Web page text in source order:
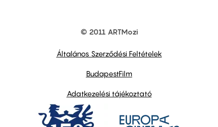
© 2011 ARTMozi
Általános Szerződési Feltételek
BudapestFilm
Adatkezelési tájékoztató